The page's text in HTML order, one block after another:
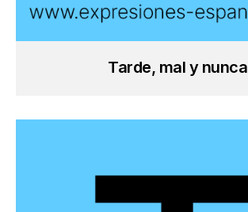
Tarde, mal y nunca